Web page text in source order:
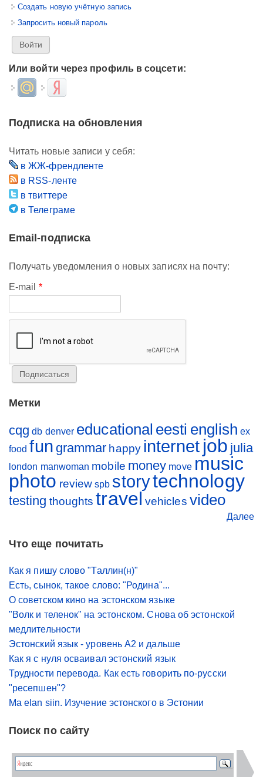
Создать новую учётную запись
Запросить новый пароль
Или войти через профиль в соцсети:
Login with Mail.ruLogin with Яндекс
Подписка на обновления
Читать новые записи у себя:
в ЖЖ-френдленте
в RSS-ленте
в твиттере
в Телеграме
Email-подписка
Получать уведомления о новых записях на почту:
E-mail *
Метки
cqg db denver educational eesti english ex
food fun grammar happy internet job julia
london manwoman mobile money move music
photo review spb storytechnology
testing thoughts travel vehicles video
Далее
Что еще почитать
Как я пишу слово "Таллин(н)"
Есть, сынок, такое слово: "Родина"...
О советском кино на эстонском языке
"Волк и теленок" на эстонском. Снова об эстонской
медлительности
Эстонский язык - уровень A2 и дальше
Как я с нуля осваивал эстонский язык
Трудности перевода. Как есть говорить по-русски
"ресепшен"?
Ma elan siin. Изучение эстонского в Эстонии
Поиск по сайту